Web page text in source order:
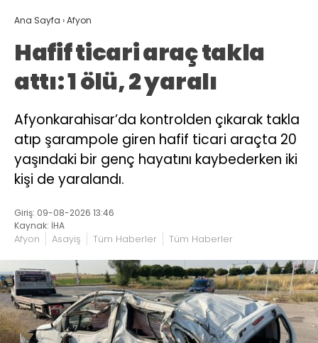
Ana Sayfa ›Afyon
Hafif ticari araç takla
attı: 1 ölü, 2 yaralı
Afyonkarahisar’da kontrolden çıkarak takla
atıp şarampole giren hafif ticari araçta 20
yaşındaki bir genç hayatını kaybederken iki
kişi de yaralandı.
Giriş: 09-08-2026 13:46
Kaynak: İHA
Afyon Asayiş Tüm Haberler Tüm Haberler